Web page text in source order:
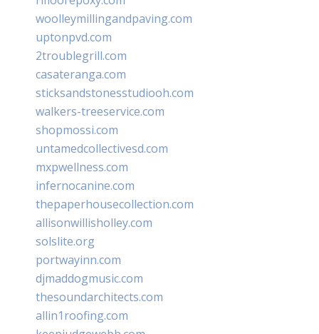
woolleymillingandpaving.com
uptonpvd.com
2troublegrill.com
casateranga.com
sticksandstonesstudiooh.com
walkers-treeservice.com
shopmossi.com
untamedcollectivesd.com
mxpwellness.com
infernocanine.com
thepaperhousecollection.com
allisonwillisholley.com
solslite.org
portwayinn.com
djmaddogmusic.com
thesoundarchitects.com
allin1roofing.com